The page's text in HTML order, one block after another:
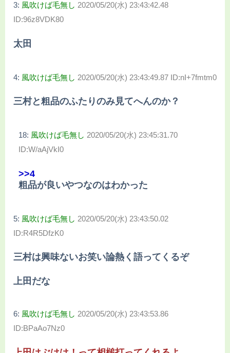
3: 風吹けば毛無し 2020/05/20(水) 23:43:42.48
ID:96z8VDK80
太田
4: 風吹けば毛無し 2020/05/20(水) 23:43:49.87 ID:nI+7fmtm0
三村と粗品のふたりのみ見てへんのか？
18: 風吹けば毛無し 2020/05/20(水) 23:45:31.70
ID:W/aAjVkI0
>>4
粗品が良いやつなのはわかった
5: 風吹けば毛無し 2020/05/20(水) 23:43:50.02
ID:R4R5DfzK0
三村は興味ないお笑い論熱く語ってくるぞ
上田だな
6: 風吹けば毛無し 2020/05/20(水) 23:43:53.86
ID:BPaAo7Nz0